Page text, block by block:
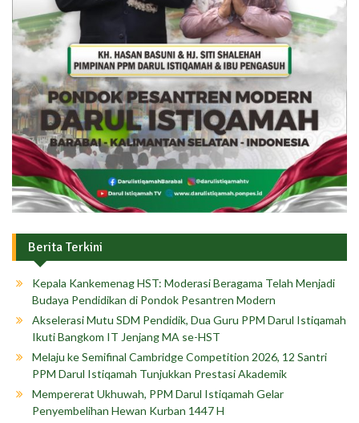
Berita Terkini
Kepala Kankemenag HST: Moderasi Beragama Telah Menjadi
Budaya Pendidikan di Pondok Pesantren Modern
Akselerasi Mutu SDM Pendidik, Dua Guru PPM Darul Istiqamah
Ikuti Bangkom IT Jenjang MA se-HST
Melaju ke Semifinal Cambridge Competition 2026, 12 Santri
PPM Darul Istiqamah Tunjukkan Prestasi Akademik
Mempererat Ukhuwah, PPM Darul Istiqamah Gelar
Penyembelihan Hewan Kurban 1447 H